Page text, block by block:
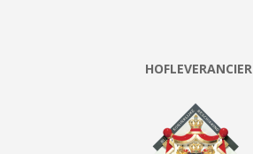
HOFLEVERANCIER